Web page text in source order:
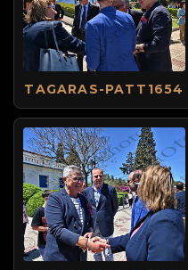
TAGARAS-PATT1654